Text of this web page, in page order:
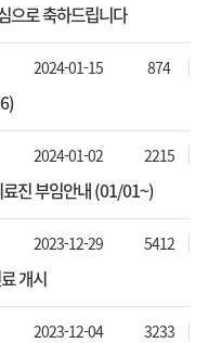
으로 축하드립니다
2024-01-15 874
진 부임안내 (01/01~)
2024-01-02 2215
개시
2023-12-29 5412
2023-12-04 3233